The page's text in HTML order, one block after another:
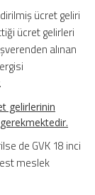
ücret geliri
ücret gelirleri
alınan
gelirlerinin
de GVK 18 inci
meslek